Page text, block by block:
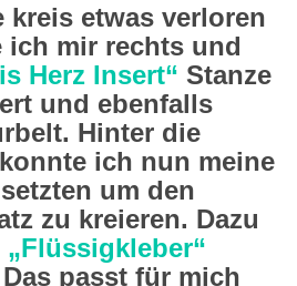
kreis etwas verloren
ich mir rechts und
Herz Insert“ Stanze
und ebenfalls
Hinter die
ich nun meine
setzten um den
zu kreieren. Dazu
„Flüssigkleber“
passt für mich